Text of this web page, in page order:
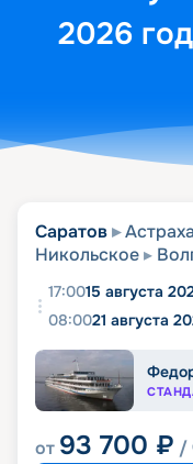
2026
Саратов
Никольское
17:0015 августа
08:0021 августа
от 93 700 ₽ /